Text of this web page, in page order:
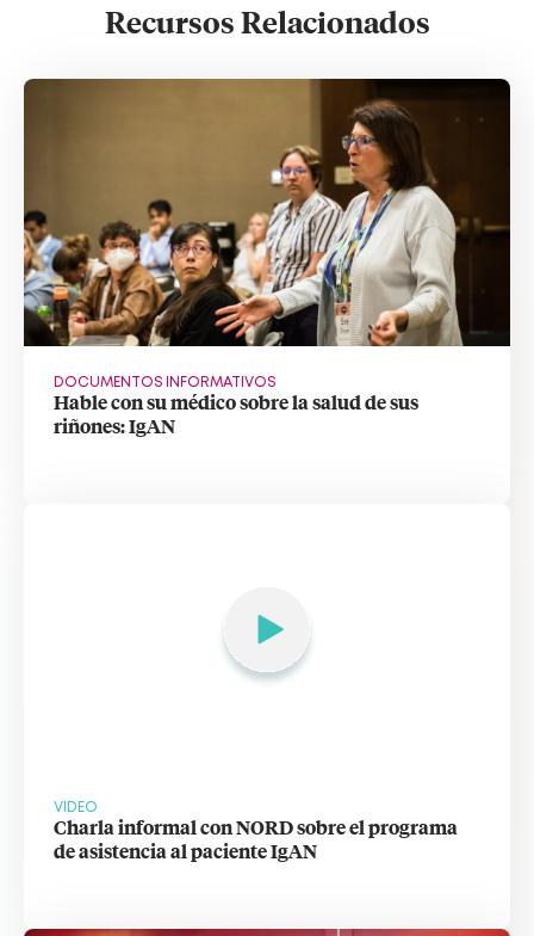
Recursos Relacionados
DOCUMENTOS INFORMATIVOS
Hable con su médico sobre la salud de sus
riñones: IgAN
VIDEO
Charla informal con NORD sobre el programa
de asistencia al paciente IgAN